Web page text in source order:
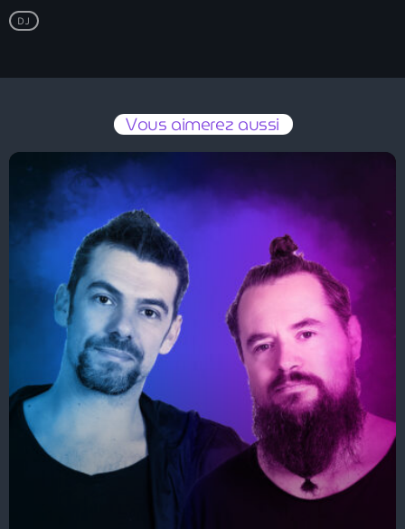
ELECTRO RADIO dans votre enceinte
ALEXA
Electro Radio est désormais disponible
sur www.radio.fr !
ELECTRO radio est désormais
disponible sur DEEZER gratuitement
DJ
Vous aimerez aussi